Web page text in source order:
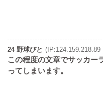
24 野球びと (IP:124.159.218.89
この程度の文章でサッカー
ってしまいます。